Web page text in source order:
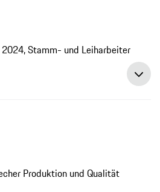
2024, Stamm- und Leiharbeiter
Produktion und Qualität